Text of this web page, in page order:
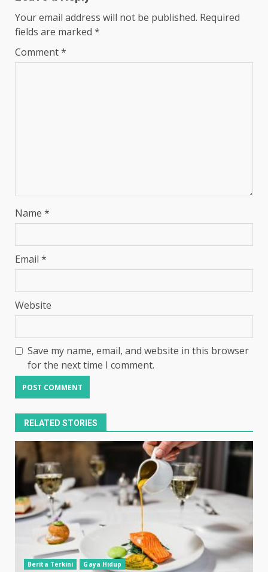
Your email address will not be published. Required
fields are marked *
Comment*
Name *
Email *
Website
Save my name, email, and website in this browser
for the next time I comment.
RELATED STORIES
Berita Terkini Gaya Hidup